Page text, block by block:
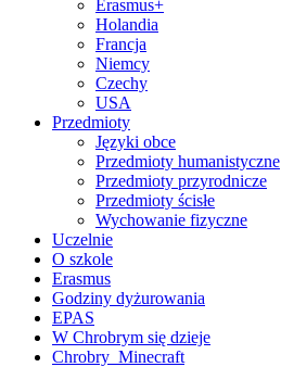
Erasmus+
Holandia
Francja
Niemcy
Czechy
USA
Przedmioty
Języki obce
Przedmioty humanistyczne
Przedmioty przyrodnicze
Przedmioty ścisłe
Wychowanie fizyczne
Uczelnie
O szkole
Erasmus
Godziny dyżurowania
EPAS
W Chrobrym się dzieje
Chrobry_Minecraft